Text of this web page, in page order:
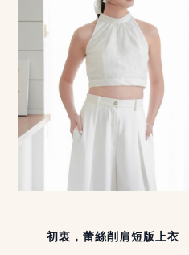
初衷，蕾絲削肩短版上衣